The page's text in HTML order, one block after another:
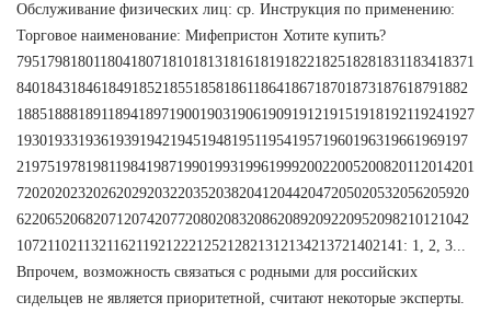
Обслуживание физических лиц: ср. Инструкция по применению:
Торговое наименование: Мифепристон Хотите купить?
795179818011804180718101813181618191822182518281831183418371
84018431846184918521855185818611864186718701873187618791882
188518881891189418971900190319061909191219151918192119241927
19301933193619391942194519481951195419571960196319661969197
219751978198119841987199019931996199920022005200820112014201
72020202320262029203220352038204120442047205020532056205920
62206520682071207420772080208320862089209220952098210121042
107211021132116211921222125212821312134213721402141: 1, 2, 3...
Впрочем, возможность связаться с родными для российских
сидельцев не является приоритетной, считают некоторые эксперты.